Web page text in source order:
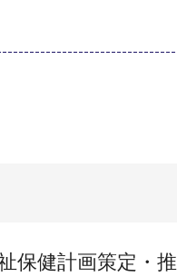
保健計画策定・